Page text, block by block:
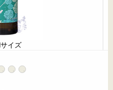
イズ